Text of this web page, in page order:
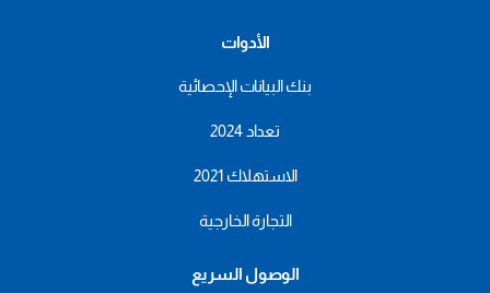
الأدوات
بنك البيانات الإحصائية
تعداد 2024
الاستهلاك 2021
التجارة الخارجية
الوصول السريع